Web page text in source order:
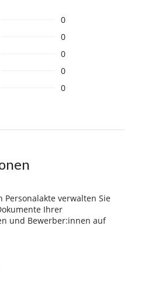
0
0
0
0
0
verwalten Sie
Ihrer
und Bewerber:innen auf